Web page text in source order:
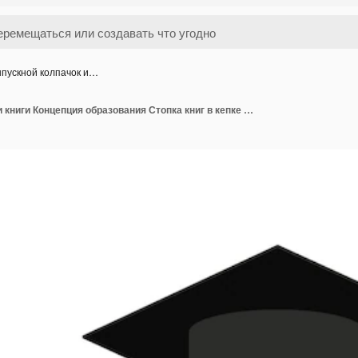
колпачок и…
Выпускной колпачок и книги Концепция образования Стопка книг в кепке Вектор